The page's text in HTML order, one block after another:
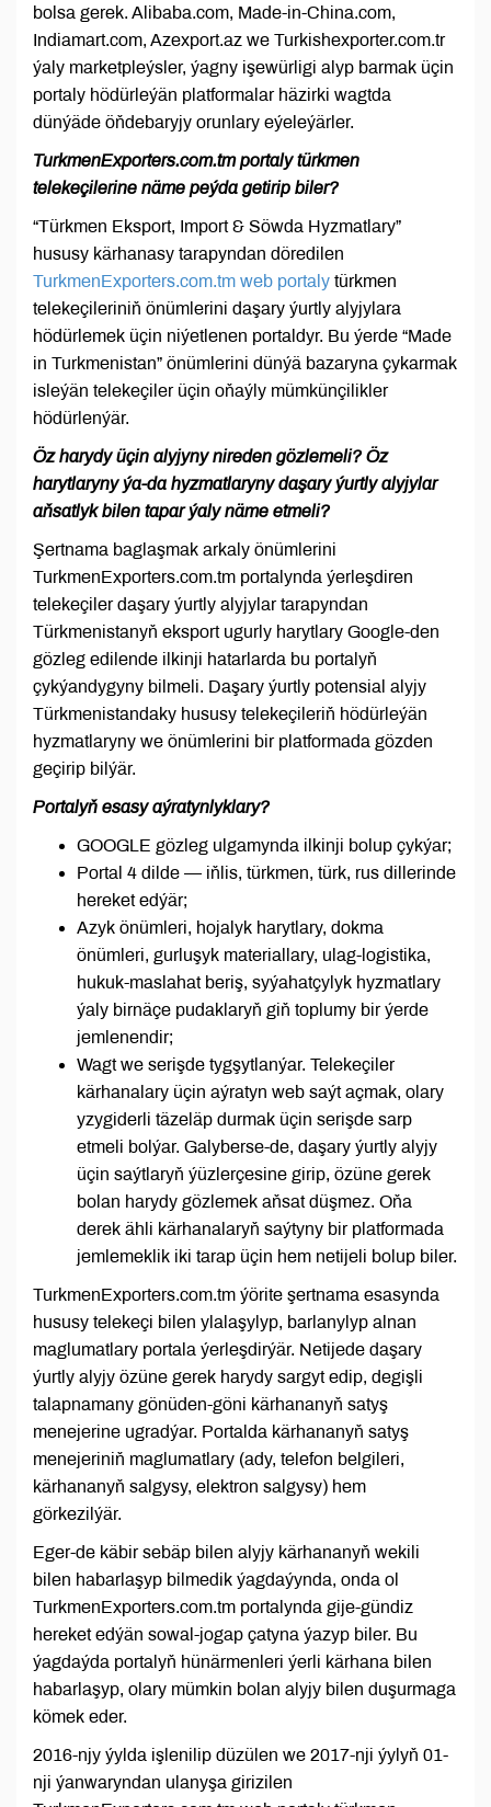
bolsa gerek. Alibaba.com, Made-in-China.com,
Indiamart.com, Azexport.az we Turkishexporter.com.tr
ýaly marketpleýsler, ýagny işewürligi alyp barmak üçin
portaly hödürleýän platformalar häzirki wagtda
dünýäde öňdebaryjy orunlary eýeleýärler.
TurkmenExporters.com.tm portaly türkmen
telekeçilerine näme peýda getirip biler?
“Türkmen Eksport, Import & Söwda Hyzmatlary”
hususy kärhanasy tarapyndan döredilen
TurkmenExporters.com.tm web portaly türkmen
telekeçileriniň önümlerini daşary ýurtly alyjylara
hödürlemek üçin niýetlenen portaldyr. Bu ýerde “Made
in Turkmenistan” önümlerini dünýä bazaryna çykarmak
isleýän telekeçiler üçin oňaýly mümkünçilikler
hödürlenýär.
Öz harydy üçin alyjyny nireden gözlemeli? Öz
harytlaryny ýa-da hyzmatlaryny daşary ýurtly alyjylar
aňsatlyk bilen tapar ýaly näme etmeli?
Şertnama baglaşmak arkaly önümlerini
TurkmenExporters.com.tm portalynda ýerleşdiren
telekeçiler daşary ýurtly alyjylar tarapyndan
Türkmenistanyň eksport ugurly harytlary Google-den
gözleg edilende ilkinji hatarlarda bu portalyň
çykýandygyny bilmeli. Daşary ýurtly potensial alyjy
Türkmenistandaky hususy telekeçileriň hödürleýän
hyzmatlaryny we önümlerini bir platformada gözden
geçirip bilýär.
Portalyň esasy aýratynlyklary?
GOOGLE gözleg ulgamynda ilkinji bolup çykýar;
Portal 4 dilde — iňlis, türkmen, türk, rus dillerinde
hereket edýär;
Azyk önümleri, hojalyk harytlary, dokma
önümleri, gurluşyk materiallary, ulag-logistika,
hukuk-maslahat beriş, syýahatçylyk hyzmatlary
ýaly birnäçe pudaklaryň giň toplumy bir ýerde
jemlenendir;
Wagt we serişde tygşytlanýar. Telekeçiler
kärhanalary üçin aýratyn web saýt açmak, olary
yzygiderli täzeläp durmak üçin serişde sarp
etmeli bolýar. Galyberse-de, daşary ýurtly alyjy
üçin saýtlaryň ýüzlerçesine girip, özüne gerek
bolan harydy gözlemek aňsat düşmez. Oňa
derek ähli kärhanalaryň saýtyny bir platformada
jemlemeklik iki tarap üçin hem netijeli bolup biler.
TurkmenExporters.com.tm ýörite şertnama esasynda
hususy telekeçi bilen ylalaşylyp, barlanylyp alnan
maglumatlary portala ýerleşdirýär. Netijede daşary
ýurtly alyjy özüne gerek harydy sargyt edip, degişli
talapnamany gönüden-göni kärhananyň satyş
menejerine ugradýar. Portalda kärhananyň satyş
menejeriniň maglumatlary (ady, telefon belgileri,
kärhananyň salgysy, elektron salgysy) hem
görkezilýär.
Eger-de käbir sebäp bilen alyjy kärhananyň wekili
bilen habarlaşyp bilmedik ýagdaýynda, onda ol
TurkmenExporters.com.tm portalynda gije-gündiz
hereket edýän sowal-jogap çatyna ýazyp biler. Bu
ýagdaýda portalyň hünärmenleri ýerli kärhana bilen
habarlaşyp, olary mümkin bolan alyjy bilen duşurmaga
kömek eder.
2016-njy ýylda işlenilip düzülen we 2017-nji ýylyň 01-
nji ýanwaryndan ulanyşa girizilen